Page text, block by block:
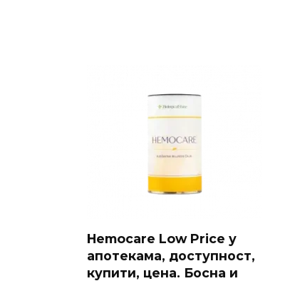
Hemocare Low Price у
апотекама, доступност,
купити, цена. Босна и